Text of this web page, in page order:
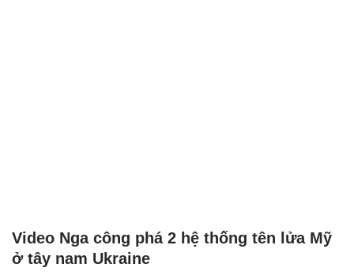
Video Nga công phá 2 hệ thống tên lửa Mỹ
ở tây nam Ukraine